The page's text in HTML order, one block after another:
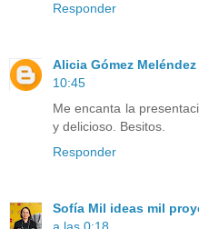
Responder
Alicia Gómez Meléndez
10:45
Me encanta la
y delicioso. Besitos.
Responder
Sofía Mil ideas mil